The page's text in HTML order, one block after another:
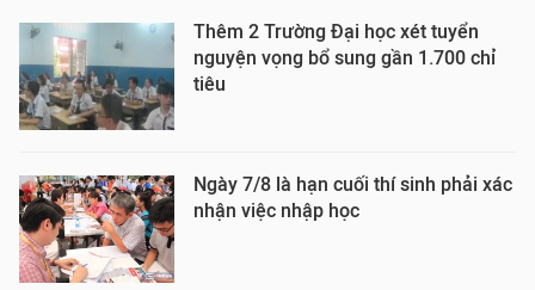
Thêm 2 Trường Đại học xét tuyển
nguyện vọng bổ sung gần 1.700 chỉ
tiêu
Ngày 7/8 là hạn cuối thí sinh phải xác
nhận việc nhập học